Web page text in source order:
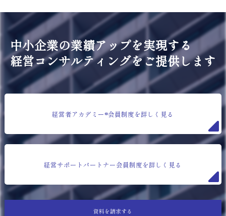
中小企業の業績アップを実現する
経営コンサルティングをご提供します
資料を請求する
経営者アカデミー®会員制度を詳しく見る
経営サポートパートナー会員制度を詳しく見る